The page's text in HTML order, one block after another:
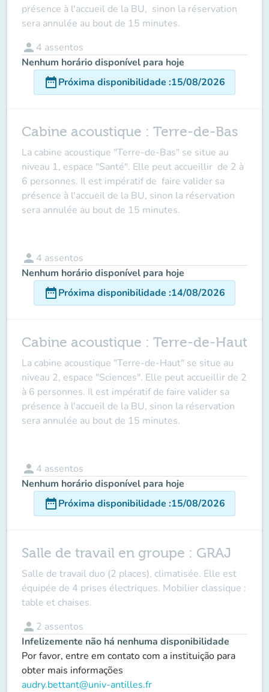
présence à l'accueil de la BU, sinon la réservation
sera annulée au bout de 15 minutes.
person 4 assentos
Nenhum horário disponível para hoje
date_rangePróxima disponibilidade :15/08/2026
Cabine acoustique : Terre-de-Bas
La cabine acoustique "Terre-de-Bas" se situe au
niveau 1, espace "Santé". Elle peut accueillir de 2 à
6 personnes. Il est impératif de faire valider sa
présence à l'accueil de la BU, sinon la réservation
sera annulée au bout de 15 minutes.
person 4 assentos
Nenhum horário disponível para hoje
date_rangePróxima disponibilidade :14/08/2026
Cabine acoustique : Terre-de-Haut
La cabine acoustique "Terre-de-Haut" se situe au
niveau 2, espace "Sciences". Elle peut accueillir de 2
à 6 personnes. Il est impératif de faire valider sa
présence à l'accueil de la BU, sinon la réservation
sera annulée au bout de 15 minutes.
person 4 assentos
Nenhum horário disponível para hoje
date_rangePróxima disponibilidade :15/08/2026
Salle de travail en groupe : GRAJ
Salle de travail duo (2 places), climatisée. Elle est
équipée de 4 prises électriques. Mobilier classique :
table et chaises.
person 2 assentos
Infelizemente não há nenhuma disponibilidade
Por favor, entre em contato com a instituição para
obter mais informações
audry.bettant@univ-antilles.fr